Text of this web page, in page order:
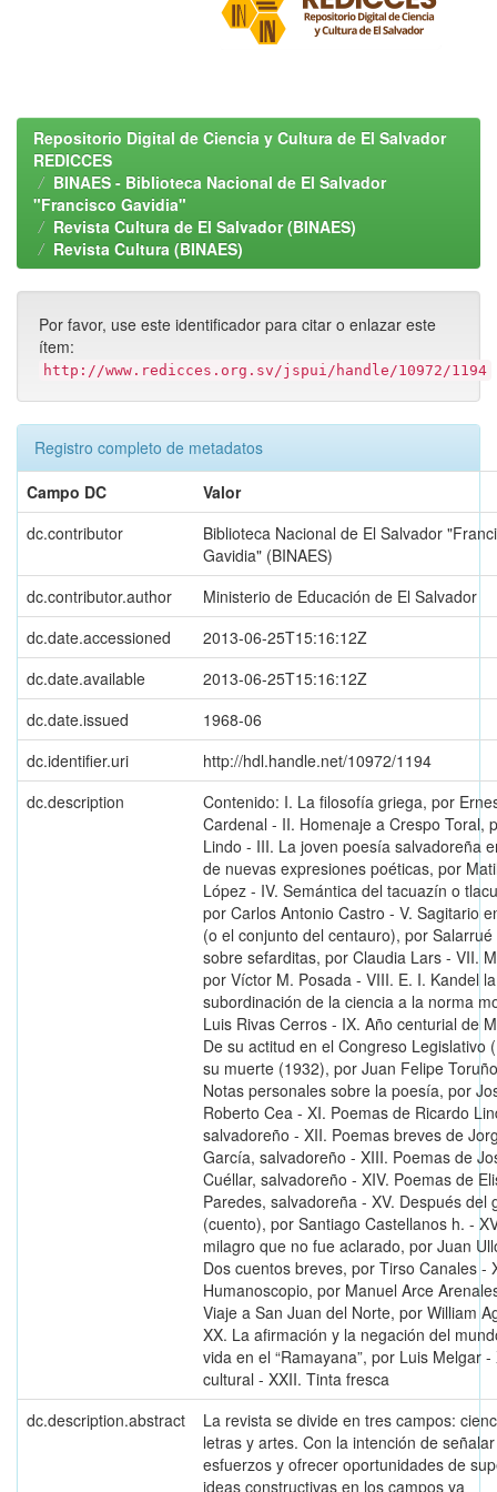
Repositorio Digital de Ciencia y Cultura de El Salvador
REDICCES
BINAES - Biblioteca Nacional de El Salvador
"Francisco Gavidia"
Revista Cultura de El Salvador (BINAES)
Revista Cultura (BINAES)
Por favor, use este identificador para citar o enlazar este
ítem:
http://www.redicces.org.sv/jspui/handle/10972/1194
Registro completo de metadatos
Campo DC
Valor
dc.contributor
Biblioteca Nacional de El Salvador
Gavidia" (BINAES)
dc.contributor.author
Ministerio de Educación de El Salvador
dc.date.accessioned
2013-06-25T15:16:12Z
dc.date.available
2013-06-25T15:16:12Z
dc.date.issued
1968-06
dc.identifier.uri
http://hdl.handle.net/10972/1194
dc.description
Contenido: I. La filosofía griega, por
Cardenal - II. Homenaje a Crespo Toral,
Lindo - III. La joven poesía salvadoreña
de nuevas expresiones poéticas, por
López - IV. Semántica del tacuazín o
por Carlos Antonio Castro - V. Sagitario
(o el conjunto del centauro), por Salarrué
sobre sefarditas, por Claudia Lars - VII.
por Víctor M. Posada - VIII. E. I. Kandel la
subordinación de la ciencia a la norma
Luis Rivas Cerros - IX. Año centurial de
De su actitud en el Congreso Legislativo
su muerte (1932), por Juan Felipe
Notas personales sobre la poesía, por
Roberto Cea - XI. Poemas de Ricardo
salvadoreño - XII. Poemas breves de
García, salvadoreño - XIII. Poemas de
Cuéllar, salvadoreño - XIV. Poemas de
Paredes, salvadoreña - XV. Después del
(cuento), por Santiago Castellanos h. -
milagro que no fue aclarado, por Juan
Dos cuentos breves, por Tirso Canales -
Humanoscopio, por Manuel Arce
Viaje a San Juan del Norte, por William
XX. La afirmación y la negación del
vida en el “Ramayana”, por Luis Melgar -
cultural - XXII. Tinta fresca
dc.description.abstract
La revista se divide en tres campos:
letras y artes. Con la intención de señalar
esfuerzos y ofrecer oportunidades de
ideas constructivas en los campos ya